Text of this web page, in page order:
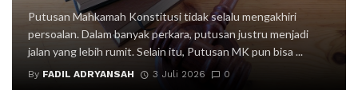
Putusan Mahkamah Konstitusi tidak selalu mengakhiri
persoalan. Dalam banyak perkara, putusan justru menjadi
jalan yang lebih rumit. Selain itu, Putusan MK pun bisa ...
By FADIL ADRYANSAH 3 Juli 2026 0